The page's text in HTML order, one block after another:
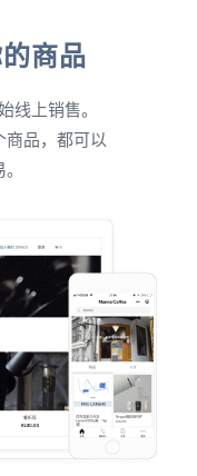
商品
线上销售。
品，都可以